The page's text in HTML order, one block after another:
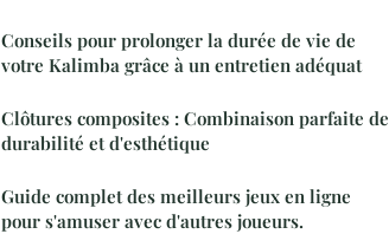
Conseils pour prolonger la durée de vie de
votre Kalimba grâce à un entretien adéquat
Clôtures composites : Combinaison parfaite de
durabilité et d'esthétique
Guide complet des meilleurs jeux en ligne
pour s'amuser avec d'autres joueurs.